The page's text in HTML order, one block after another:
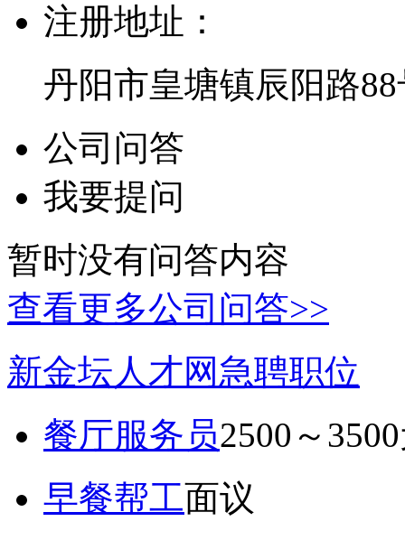
注册地址：
丹阳市皇塘镇辰阳路88
公司问答
我要提问
暂时没有问答内容
查看更多公司问答>>
新金坛人才网急聘职位
餐厅服务员2500～
早餐帮工面议